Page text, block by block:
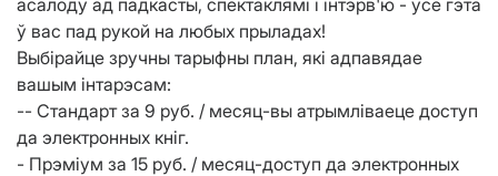
асалоду ад падкасты, спектаклямі і інтэрв'ю - усё гэта
ў вас пад рукой на любых прыладах!
Выбірайце зручны тарыфны план, які адпавядае
вашым інтарэсам:
-- Стандарт за 9 руб. / месяц-вы атрымліваеце доступ
да электронных кніг.
- Прэміум за 15 руб. / месяц-доступ да электронных